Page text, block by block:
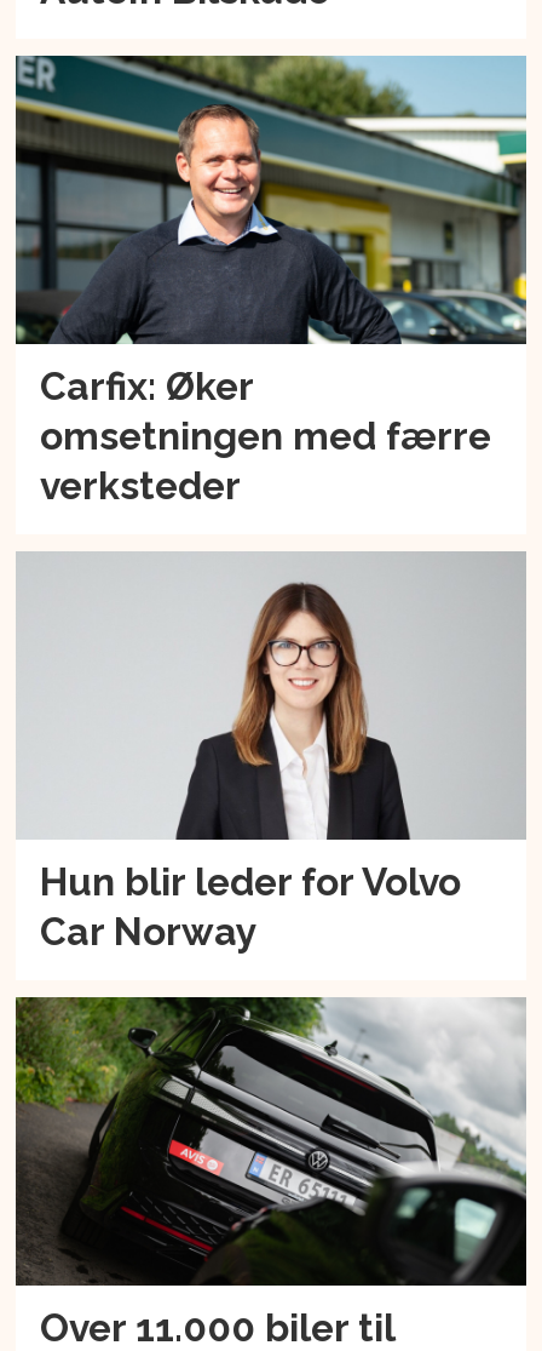
Carfix: Øker
omsetningen med færre
verksteder
Hun blir leder for Volvo
Car Norway
Over 11.000 biler til